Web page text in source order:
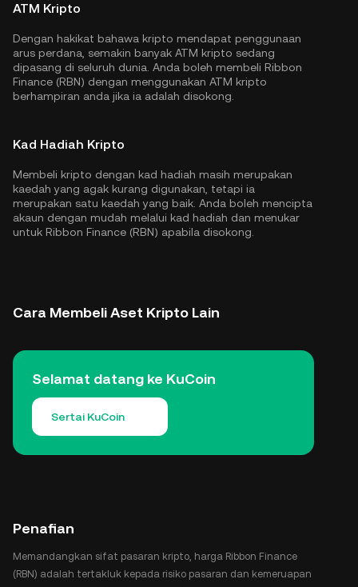
ATM Kripto
Dengan hakikat bahawa kripto mendapat penggunaan
arus perdana, semakin banyak ATM kripto sedang
dipasang di seluruh dunia. Anda boleh membeli Ribbon
Finance (RBN) dengan menggunakan ATM kripto
berhampiran anda jika ia adalah disokong.
Kad Hadiah Kripto
Membeli kripto dengan kad hadiah masih merupakan
kaedah yang agak kurang digunakan, tetapi ia
merupakan satu kaedah yang baik. Anda boleh mencipta
akaun dengan mudah melalui kad hadiah dan menukar
untuk Ribbon Finance (RBN) apabila disokong.
Cara Membeli Aset Kripto Lain
Selamat datang ke KuCoin
Sertai KuCoin
Penafian
Memandangkan sifat pasaran kripto, harga Ribbon Finance
(RBN) adalah tertakluk kepada risiko pasaran dan kemeruapan